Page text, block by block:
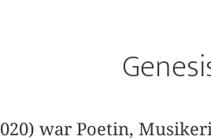
war Poetin,